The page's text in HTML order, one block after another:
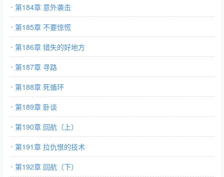
第184章 意外袭击
第185章 不要惊慌
第186章 错失的好地方
第187章 寻路
第188章 死循环
第189章 卧谈
第190章 回航（上）
第191章 拉仇恨的技术
第192章 回航（下）